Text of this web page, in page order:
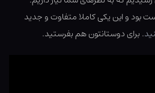
بود و این یکی کاملا متفاوت و جدید
. برای دوستانتون هم بفرستید.